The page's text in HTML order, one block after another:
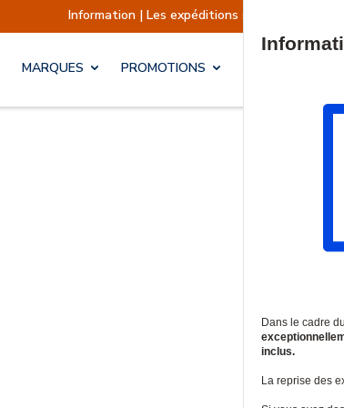
Information | Les expéditions sont actuellement suspendues
MARQUES PROMOTIONS